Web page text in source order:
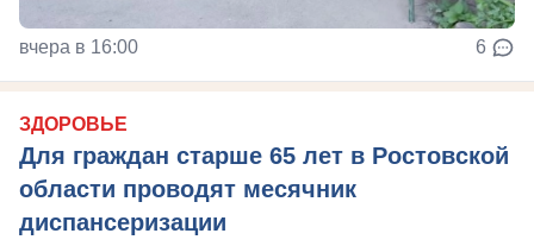
вчера в 16:00 6
ЗДОРОВЬЕ
Для граждан старше 65 лет в Ростовской
области проводят месячник
диспансеризации